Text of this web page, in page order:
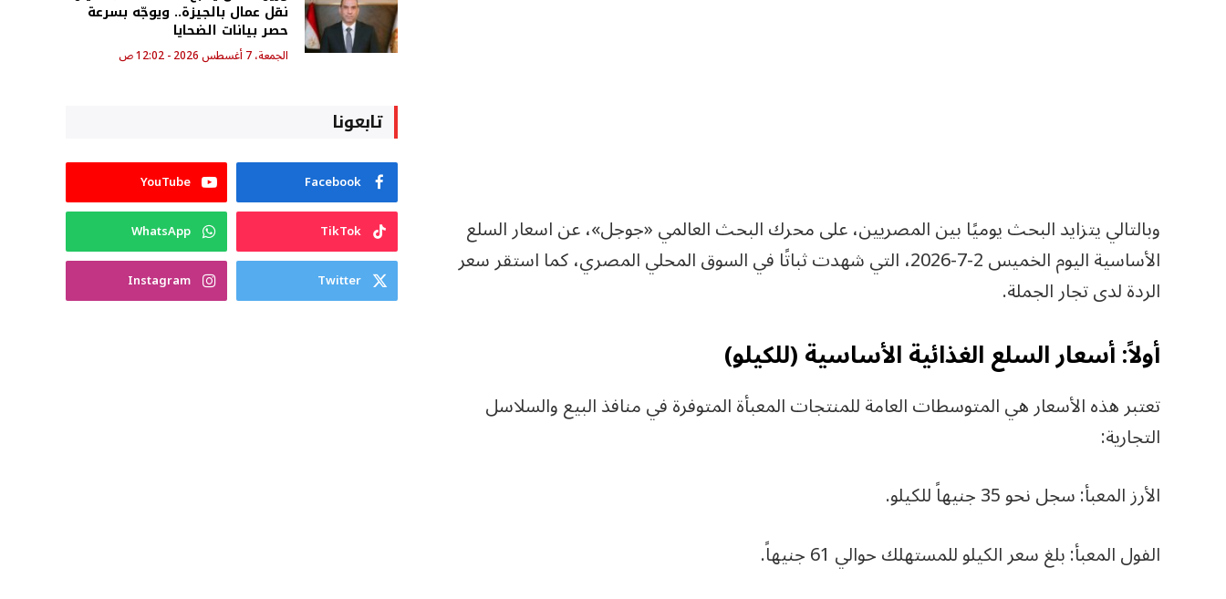
وبالتالي يتزايد البحث يوميًا بين المصريين، على محرك البحث العالمي «جوجل»، عن اسعار السلع
الأساسية اليوم الخميس 2-7-2026، التي شهدت ثباتًا في السوق المحلي المصري، كما استقر سعر
الردة لدى تجار الجملة.
أولاً: أسعار السلع الغذائية الأساسية (للكيلو)
تعتبر هذه الأسعار هي المتوسطات العامة للمنتجات المعبأة المتوفرة في منافذ البيع والسلاسل
التجارية:
الأرز المعبأ: سجل نحو 35 جنيهاً للكيلو.
الفول المعبأ: بلغ سعر الكيلو للمستهلك حوالي 61 جنيهاً.
نقل عمال بالجيزة.. ويوجّه بسرعة
حصر بيانات الضحايا
الجمعة، 7 أغسطس 2026 - 12:02 ص
تابعونا
Facebook
YouTube
TikTok
WhatsApp
Twitter
Instagram